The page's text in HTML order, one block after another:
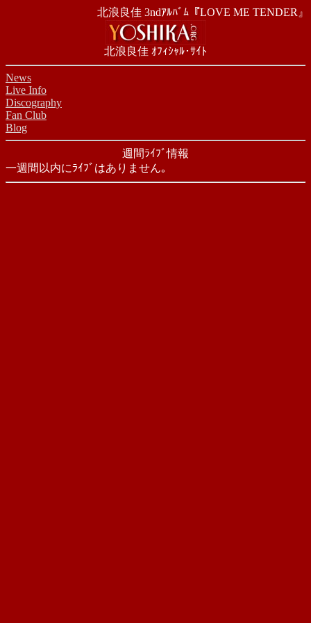
北浪良佳 3ndｱﾙﾊﾞﾑ『LOVE ME TENDER』
北浪良佳 ｵﾌｨｼｬﾙ･ｻｲﾄ
News
Live Info
Discography
Fan Club
Blog
週間ﾗｲﾌﾞ情報
一週間以内にﾗｲﾌﾞはありません｡